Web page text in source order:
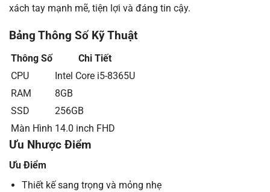
xách tay mạnh mẽ, tiện lợi và đáng tin cậy.
Bảng Thông Số Kỹ Thuật
Thông Số
Chi Tiết
CPU
Intel Core i5-8365U
RAM
8GB
SSD
256GB
Màn Hình 14.0 inch FHD
Ưu Nhược Điểm
Ưu Điểm
Thiết kế sang trọng và mỏng nhẹ